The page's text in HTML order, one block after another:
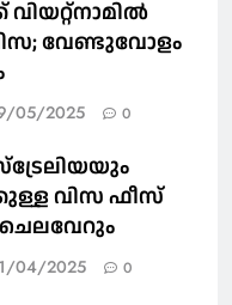
വിയറ്റ്‌നാമില്‍
വേണ്ടുവോളം
05/2025 0
വിസ ഫീസ്
ചെലവേറും
04/2025 0